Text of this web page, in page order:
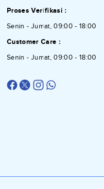
Proses Verifikasi :
Senin - Jumat, 09:00 - 18:00
Customer Care :
Senin - Jumat, 09:00 - 18:00